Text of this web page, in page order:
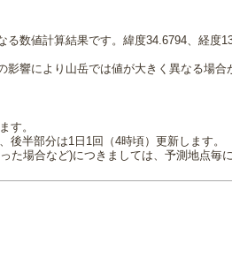
数値計算結果です。緯度34.6794、経度
影響により山岳では値が大きく異なる場
す。
半部分は1日1回（4時頃）更新します。
場合など)につきましては、予測地点毎